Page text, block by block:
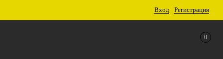
Вход Регистрация
0